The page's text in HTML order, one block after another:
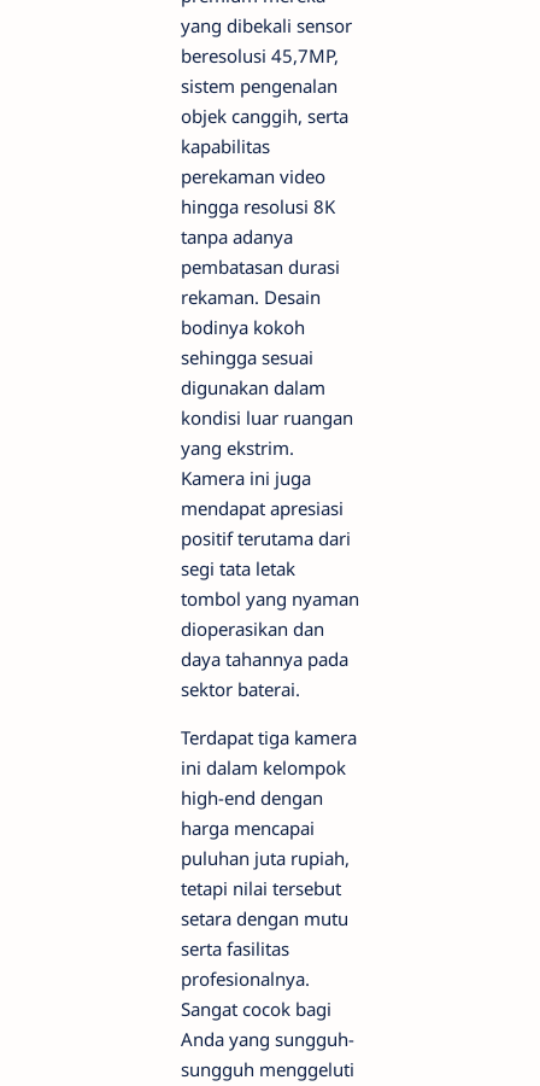
yang dibekali sensor
beresolusi 45,7MP,
sistem pengenalan
objek canggih, serta
kapabilitas
perekaman video
hingga resolusi 8K
tanpa adanya
pembatasan durasi
rekaman. Desain
bodinya kokoh
sehingga sesuai
digunakan dalam
kondisi luar ruangan
yang ekstrim.
Kamera ini juga
mendapat apresiasi
positif terutama dari
segi tata letak
tombol yang nyaman
dioperasikan dan
daya tahannya pada
sektor baterai.
Terdapat tiga kamera
ini dalam kelompok
high-end dengan
harga mencapai
puluhan juta rupiah,
tetapi nilai tersebut
setara dengan mutu
serta fasilitas
profesionalnya.
Sangat cocok bagi
Anda yang sungguh-
sungguh menggeluti